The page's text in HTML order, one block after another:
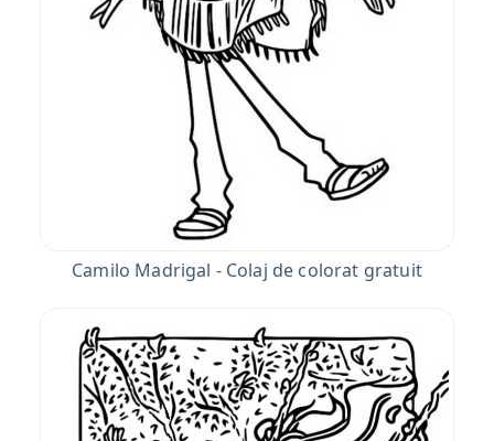
Camilo Madrigal - Colaj de colorat gratuit